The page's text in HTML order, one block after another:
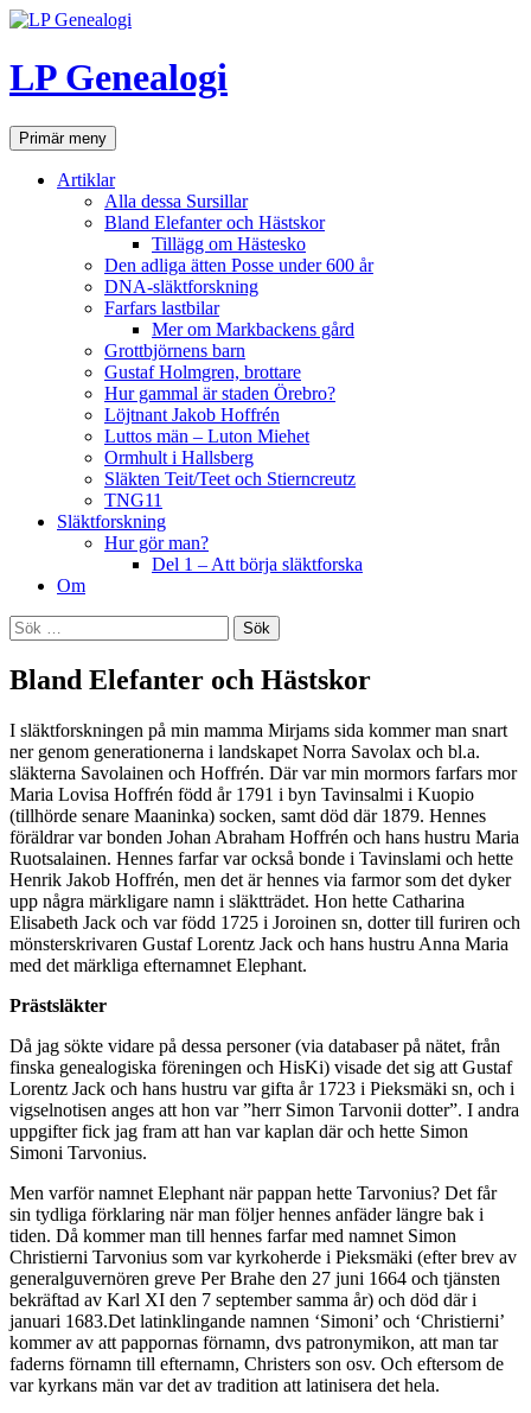
Hoppa
innehåll
LP Genealogi
SökPrimär meny
Artiklar
Alla dessa Sursillar
Bland Elefanter och Hästskor
Tillägg om Hästesko
Den adliga ätten Posse under 600 år
DNA-släktforskning
Farfars lastbilar
Mer om Markbackens gård
Grottbjörnens barn
Gustaf Holmgren, brottare
Hur gammal är staden Örebro?
Löjtnant Jakob Hoffrén
Luttos män – Luton Miehet
Ormhult i Hallsberg
Släkten Teit/Teet och Stierncreutz
TNG11
Släktforskning
Hur gör man?
Del 1 – Att börja släktforska
Om
Sök
efter:
Bland Elefanter och Hästskor
I släktforskningen på min mamma Mirjams sida kommer man snart
ner genom generationerna i landskapet Norra Savolax och bl.a.
släkterna Savolainen och Hoffrén. Där var min mormors farfars mor
Maria Lovisa Hoffrén född år 1791 i byn Tavinsalmi i Kuopio
(tillhörde senare Maaninka) socken, samt död där 1879. Hennes
föräldrar var bonden Johan Abraham Hoffrén och hans hustru Maria
Ruotsalainen. Hennes farfar var också bonde i Tavinslami och hette
Henrik Jakob Hoffrén, men det är hennes via farmor som det dyker
upp några märkligare namn i släktträdet. Hon hette Catharina
Elisabeth Jack och var född 1725 i Joroinen sn, dotter till furiren och
mönsterskrivaren Gustaf Lorentz Jack och hans hustru Anna Maria
med det märkliga efternamnet Elephant.
Prästsläkter
Då jag sökte vidare på dessa personer (via databaser på nätet, från
finska genealogiska föreningen och HisKi) visade det sig att Gustaf
Lorentz Jack och hans hustru var gifta år 1723 i Pieksmäki sn, och i
vigselnotisen anges att hon var ”herr Simon Tarvonii dotter”. I andra
uppgifter fick jag fram att han var kaplan där och hette Simon
Simoni Tarvonius.
Men varför namnet Elephant när pappan hette Tarvonius? Det får
sin tydliga förklaring när man följer hennes anfäder längre bak i
tiden. Då kommer man till hennes farfar med namnet Simon
Christierni Tarvonius som var kyrkoherde i Pieksmäki (efter brev av
generalguvernören greve Per Brahe den 27 juni 1664 och tjänsten
bekräftad av Karl XI den 7 september samma år) och död där i
januari 1683.Det latinklingande namnen ‘Simoni’ och ‘Christierni’
kommer av att pappornas förnamn, dvs patronymikon, att man tar
faderns förnamn till efternamn, Christers son osv. Och eftersom de
var kyrkans män var det av tradition att latinisera det hela.